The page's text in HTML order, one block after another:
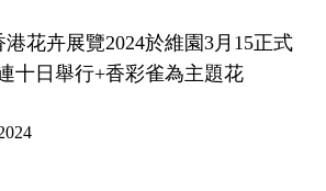
港花卉展覽2024於維園3月15正式
十日舉行+香彩雀為主題花